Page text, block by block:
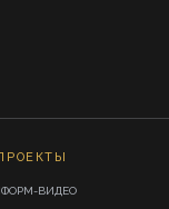
ВИДЕО